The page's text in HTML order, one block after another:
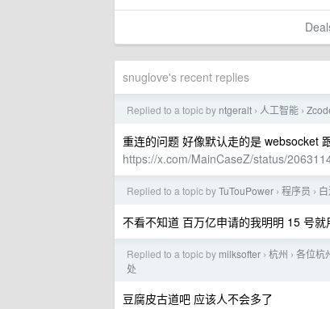
snuglove's recent replies
Replied to a topic by ntgeralt › 人工智能 ›
重连的问题 好像默认走的是 websocket
https://x.com/MainCaseZ/status/
Replied to a topic byTuTouPower › 程序员 ›
不看不知道 百万亿申请的我明明 15 号
Replied to a topic by milksofter › 杭州 › 各位杭
处
豆腐皮古道吧 应该人不会多了